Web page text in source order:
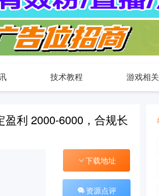
技术教程 游戏相关
利 2000-6000，合规长
下载地址
资源点评